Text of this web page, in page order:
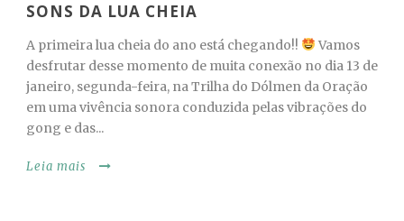
SONS DA LUA CHEIA
A primeira lua cheia do ano está chegando!!
Vamos
desfrutar desse momento de muita conexão no dia 13 de
janeiro, segunda-feira, na Trilha do Dólmen da Oração
em uma vivência sonora conduzida pelas vibrações do
gong e das...
Leia mais